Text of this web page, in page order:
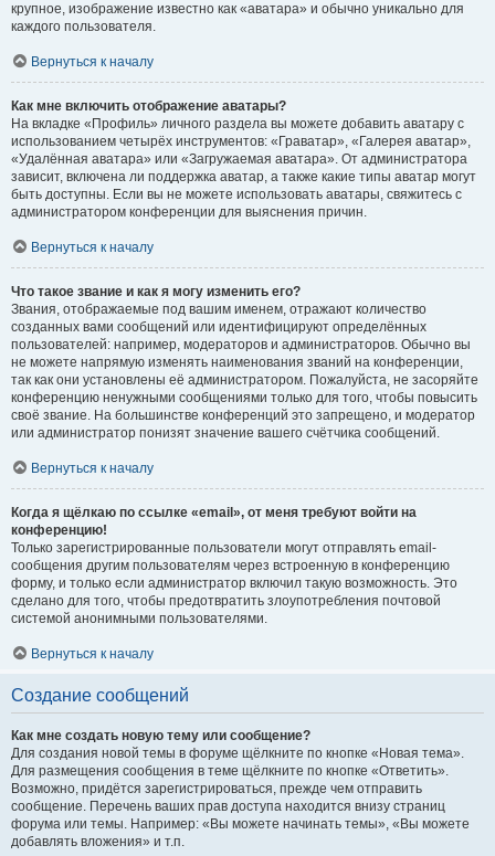
крупное, изображение известно как «аватара» и обычно уникально для
каждого пользователя.
Вернуться к началу
Как мне включить отображение аватары?
На вкладке «Профиль» личного раздела вы можете добавить аватару с
использованием четырёх инструментов: «Граватар», «Галерея аватар»,
«Удалённая аватара» или «Загружаемая аватара». От администратора
зависит, включена ли поддержка аватар, а также какие типы аватар могут
быть доступны. Если вы не можете использовать аватары, свяжитесь с
администратором конференции для выяснения причин.
Вернуться к началу
Что такое звание и как я могу изменить его?
Звания, отображаемые под вашим именем, отражают количество
созданных вами сообщений или идентифицируют определённых
пользователей: например, модераторов и администраторов. Обычно вы
не можете напрямую изменять наименования званий на конференции,
так как они установлены её администратором. Пожалуйста, не засоряйте
конференцию ненужными сообщениями только для того, чтобы повысить
своё звание. На большинстве конференций это запрещено, и модератор
или администратор понизят значение вашего счётчика сообщений.
Вернуться к началу
Когда я щёлкаю по ссылке «email», от меня требуют войти на
конференцию!
Только зарегистрированные пользователи могут отправлять email-
сообщения другим пользователям через встроенную в конференцию
форму, и только если администратор включил такую возможность. Это
сделано для того, чтобы предотвратить злоупотребления почтовой
системой анонимными пользователями.
Вернуться к началу
Создание сообщений
Как мне создать новую тему или сообщение?
Для создания новой темы в форуме щёлкните по кнопке «Новая тема».
Для размещения сообщения в теме щёлкните по кнопке «Ответить».
Возможно, придётся зарегистрироваться, прежде чем отправить
сообщение. Перечень ваших прав доступа находится внизу страниц
форума или темы. Например: «Вы можете начинать темы», «Вы можете
добавлять вложения» и т.п.